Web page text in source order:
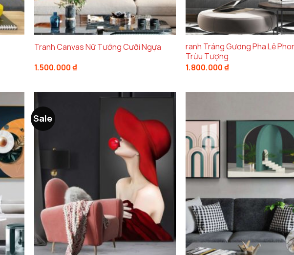
Tranh sơn dầu bươm bướm treo phòng khách bắt mắt
sơn dầu bươm bướm từ Decor Hà
và sắc màu tươi mới
Decor Hà Nội
không chỉ đơn thuần là một bức tranh treo tường mà
bướm với đôi cánh rực rỡ sắc màu không chỉ khiến không gian trở
Tranh Canvas Nữ Tướng Cưỡi Ngựa
1.500.000₫
ranh Tráng Gương Pha Lê
Trừu Tượng
1.800.000₫
Sale